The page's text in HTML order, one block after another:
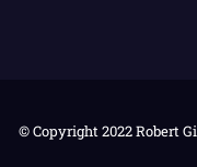
© Copyright 2022 Robert